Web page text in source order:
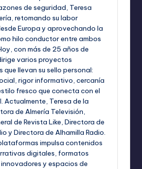
de seguridad, Teresa
retomando su labor
Europa y aprovechando la
hilo conductor entre ambos
con más de 25 años de
varios proyectos
que llevan su sello personal:
rigor informativo, cercanía
fresco que conecta con el
Actualmente, Teresa de la
de Almería Televisión,
de Revista Like, Directora de
y Directora de Alhamilla Radio.
impulsa contenidos
digitales, formatos
y espacios de